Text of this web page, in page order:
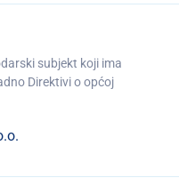
subjekt koji ima
Direktivi o općoj